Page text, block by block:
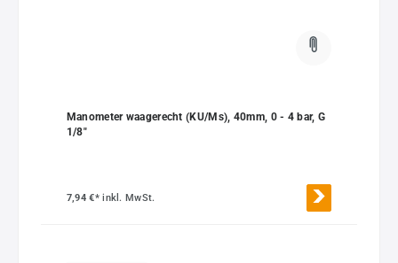
Manometer waagerecht (KU/Ms), 40mm, 0 - 4 bar, G
1/8"
7,94 €*inkl. MwSt.